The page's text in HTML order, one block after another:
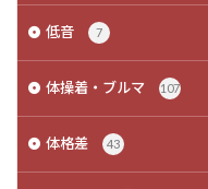
低音 7
体操着・ブルマ 107
体格差 43